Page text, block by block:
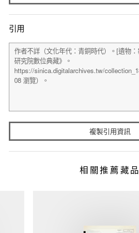
引用
複製引用資訊
相關推薦藏品